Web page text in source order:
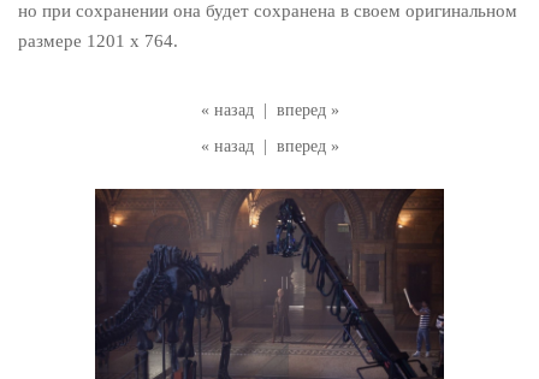
« назад
вперед »
« назад
вперед »
но при сохранении она будет сохранена в своем оригинальном
размере 1201 x 764.